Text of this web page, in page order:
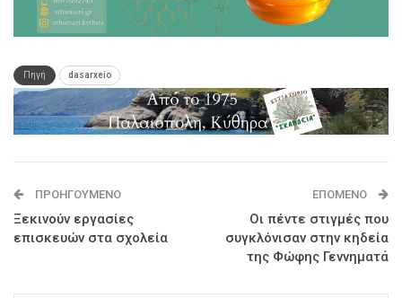
Πηγή dasarxeio
ΠΡΟΗΓΟΎΜΕΝΟ
Ξεκινούν εργασίες
επισκευών στα σχολεία
ΕΠΌΜΕΝΟ
Οι πέντε στιγμές που
συγκλόνισαν στην κηδεία
της Φώφης Γεννηματά